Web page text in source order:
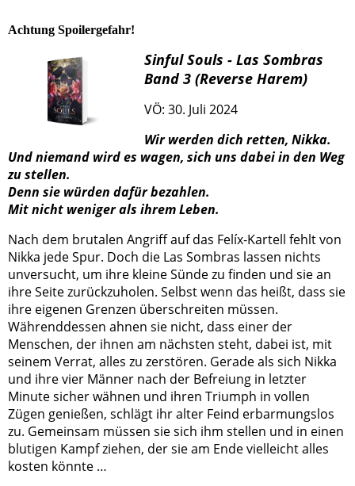
Achtung Spoilergefahr!
Sinful Souls - Las Sombras
Band 3 (Reverse Harem)
VÖ: 30. Juli 2024
Wir werden dich retten, Nikka.
Und niemand wird es wagen, sich uns dabei in den Weg
zu stellen.
Denn sie würden dafür bezahlen.
Mit nicht weniger als ihrem Leben.
Nach dem brutalen Angriff auf das Felíx-Kartell fehlt von
Nikka jede Spur. Doch die Las Sombras lassen nichts
unversucht, um ihre kleine Sünde zu finden und sie an
ihre Seite zurückzuholen. Selbst wenn das heißt, dass sie
ihre eigenen Grenzen überschreiten müssen.
Währenddessen ahnen sie nicht, dass einer der
Menschen, der ihnen am nächsten steht, dabei ist, mit
seinem Verrat, alles zu zerstören. Gerade als sich Nikka
und ihre vier Männer nach der Befreiung in letzter
Minute sicher wähnen und ihren Triumph in vollen
Zügen genießen, schlägt ihr alter Feind erbarmungslos
zu. Gemeinsam müssen sie sich ihm stellen und in einen
blutigen Kampf ziehen, der sie am Ende vielleicht alles
kosten könnte …